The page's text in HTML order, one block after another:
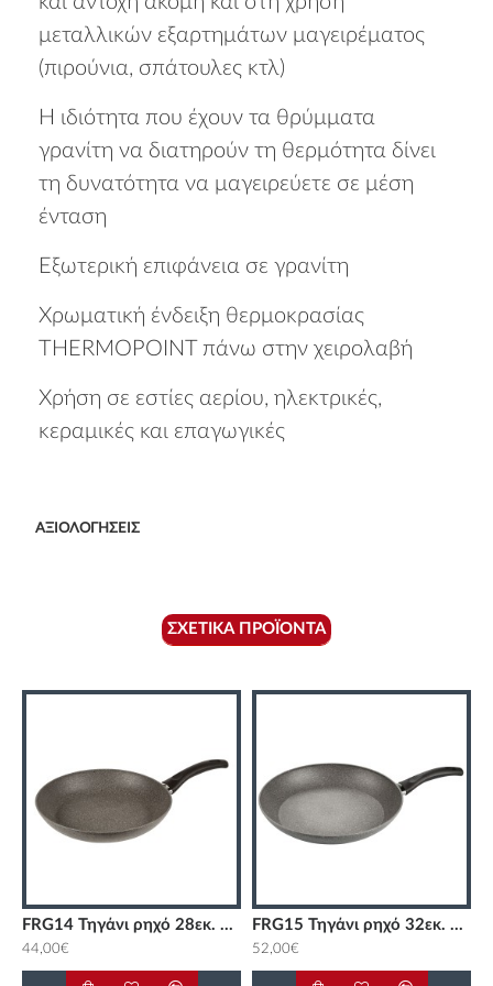
μεταλλικών εξαρτημάτων μαγειρέματος
(πιρούνια, σπάτουλες κτλ)
Η ιδιότητα που έχουν τα θρύμματα
γρανίτη να διατηρούν τη θερμότητα δίνει
τη δυνατότητα να μαγειρεύετε σε μέση
ένταση
Εξωτερική επιφάνεια σε γρανίτη
Χρωματική ένδειξη θερμοκρασίας
THERMOPOINT πάνω στην χειρολαβή
Χρήση σε εστίες αερίου, ηλεκτρικές,
κεραμικές και επαγωγικές
ΑΞΙΟΛΟΓΉΣΕΙΣ
ΣΧΕΤΙΚΆ ΠΡΟΪΌΝΤΑ
FRG14 Τηγάνι ρηχό 28εκ. FERRARA
44,00€
FRG15 Τηγάνι ρηχό 32εκ. FERRARA
52,00€